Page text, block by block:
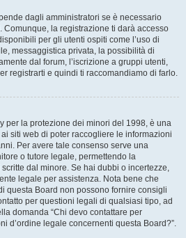
dagli amministratori se è necessario
la registrazione ti darà accesso
per gli utenti ospiti come l’uso di
messaggistica privata, la possibilità di
dal forum, l’iscrizione a gruppi utenti,
registrarti e quindi ti raccomandiamo di farlo.
per la protezione dei minori del 1998, è una
siti web di poter raccogliere le informazioni
Per avere tale consenso serve una
o tutore legale, permettendo la
dal minore. Se hai dubbi o incertezze,
legale per assistenza. Nota bene che
questa Board non possono fornire consigli
per questioni legali di qualsiasi tipo, ad
domanda “Chi devo contattare per
d’ordine legale concernenti questa Board?”.